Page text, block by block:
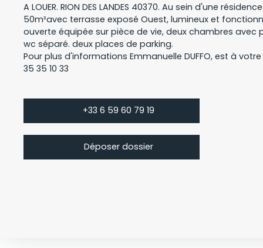
A LOUER. RION DES LANDES 40370. Au sein d'une
50m²avec terrasse exposé Ouest, lumineux et
ouverte équipée sur pièce de vie, deux chambres avec
wc séparé. deux places de parking.
Pour plus d'informations Emmanuelle DUFFO, est à
35 35 10 33
+33 6 59 60 79 19
Déposer dossier